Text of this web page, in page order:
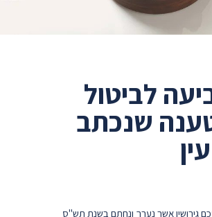
לביטול
שנכתב
גירושין אשר נערך ונחתם בשנת תש"ס